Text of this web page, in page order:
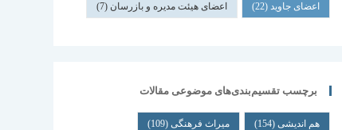
اعضای جاوید(22) اعضای هیئت مدیره و بازرسان (7)
برچسب تقسیم‌بندی‌های موضوعی مقالات
هم اندیشی(154) میراث فرهنگی(109)